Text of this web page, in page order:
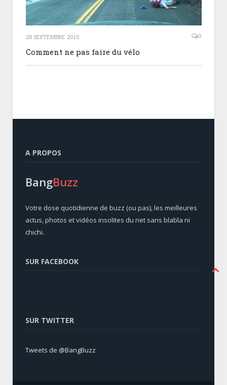
28 SEPTEMBRE 2015 0
Comment ne pas faire du vélo
A PROPOS
BangBuzz
Votre dose quotidienne de buzz (ou pas), les meilleures
actus, photos et vidéos insolites du net sans blabla ni
chichi.
SUR FACEBOOK
SUR TWITTER
Tweets de @BangBuzz